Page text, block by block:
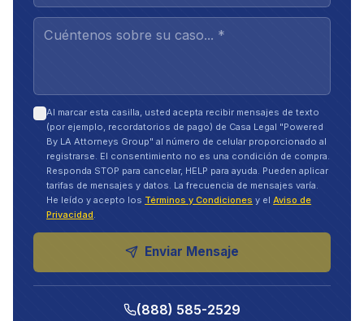
Al marcar esta casilla, usted acepta recibir mensajes de texto
(por ejemplo, recordatorios de pago) de Casa Legal "Powered
By LA Attorneys Group" al número de celular proporcionado al
registrarse. El consentimiento no es una condición de compra.
Responda STOP para cancelar, HELP para ayuda. Pueden aplicar
tarifas de mensajes y datos. La frecuencia de mensajes varía.
He leído y acepto los Términos y Condiciones y el Aviso de
Privacidad.
Enviar Mensaje
(888) 585-2529